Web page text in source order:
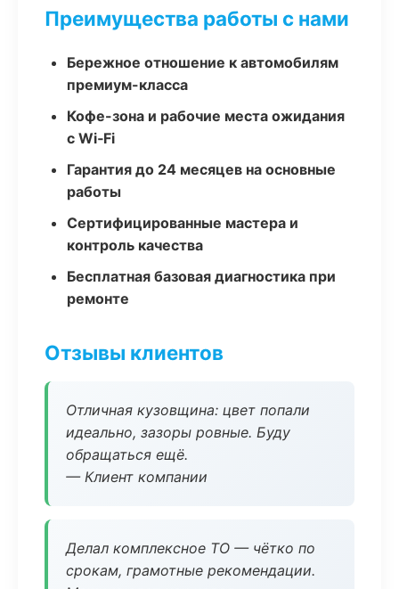
Преимущества работы с нами
Бережное отношение к автомобилям
премиум-класса
Кофе-зона и рабочие места ожидания
с Wi‑Fi
Гарантия до 24 месяцев на основные
работы
Сертифицированные мастера и
контроль качества
Бесплатная базовая диагностика при
ремонте
Отзывы клиентов
Отличная кузовщина: цвет попали
идеально, зазоры ровные. Буду
обращаться ещё.
— Клиент компании
Делал комплексное ТО — чётко по
срокам, грамотные рекомендации.